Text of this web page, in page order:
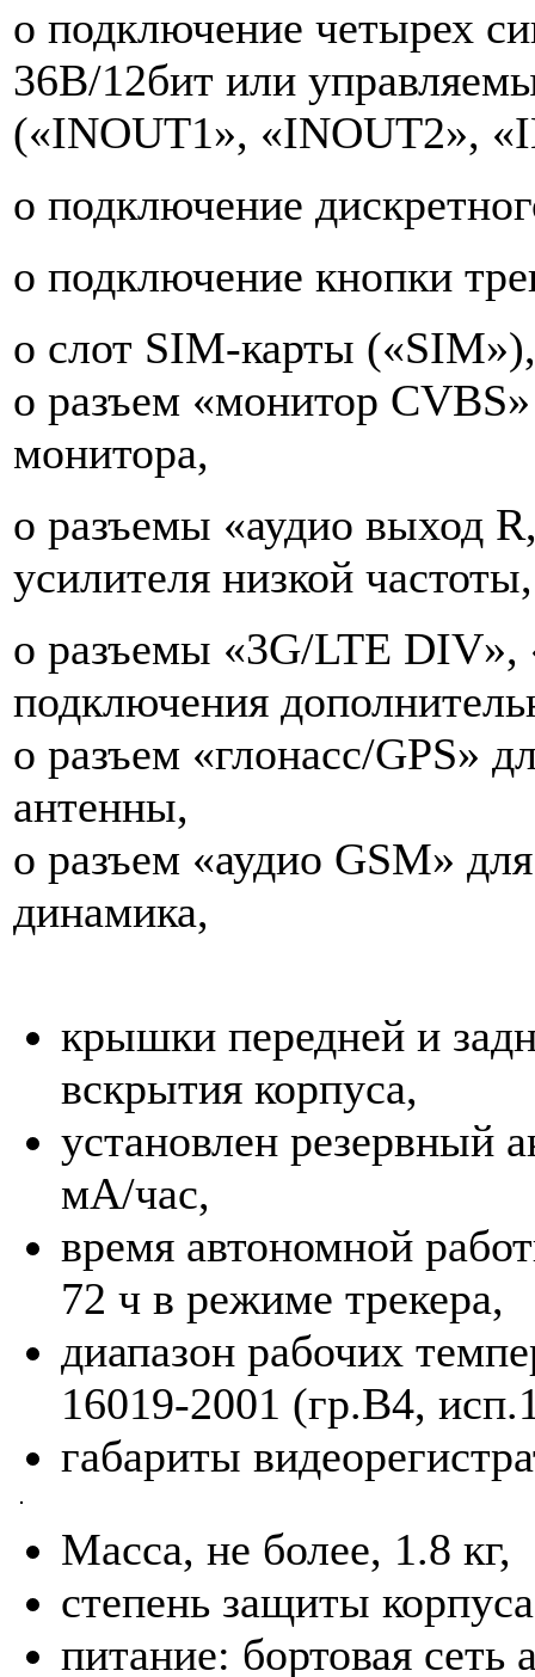
o подключение четырех
36В/12бит или
(«INOUT1», «INOUT2»,
o подключение
o подключение кнопки
o слот SIM-карты («SIM»),
o разъем «монитор
монитора,
o разъемы «аудио выход
усилителя низкой частоты,
o разъемы «3G/LTE
подключения
o разъем «глонасс/GPS»
антенны,
o разъем «аудио GSM»
динамика,
крышки передней и
вскрытия корпуса,
установлен резервный
мА/час,
время автономной
72 ч в режиме трекера,
диапазон рабочих
16019-2001 (гр.В4,
габариты
Масса, не более, 1.8 кг,
степень защиты
питание: бортовая